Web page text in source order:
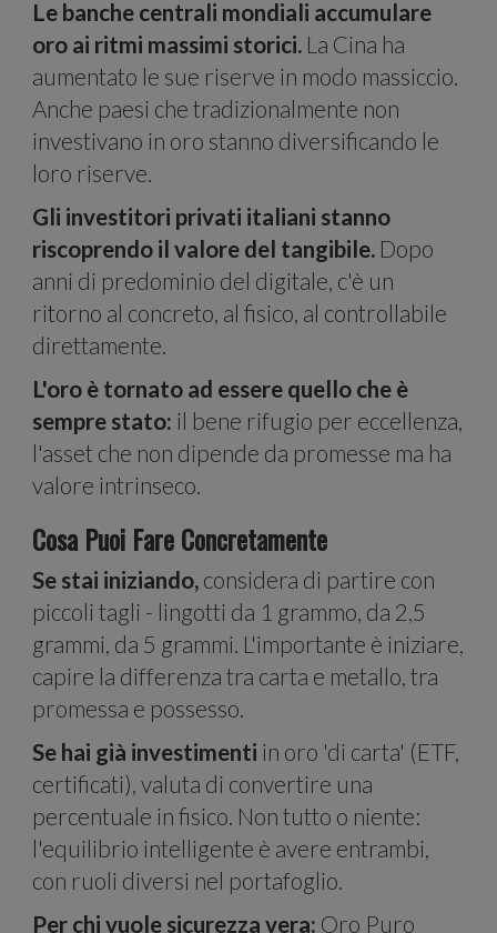
Le banche centrali mondiali accumulare
oro ai ritmi massimi storici. La Cina ha
aumentato le sue riserve in modo massiccio.
Anche paesi che tradizionalmente non
investivano in oro stanno diversificando le
loro riserve.
Gli investitori privati italiani stanno
riscoprendo il valore del tangibile. Dopo
anni di predominio del digitale, c'è un
ritorno al concreto, al fisico, al controllabile
direttamente.
L'oro è tornato ad essere quello che è
sempre stato: il bene rifugio per eccellenza,
l'asset che non dipende da promesse ma ha
valore intrinseco.
Cosa Puoi Fare Concretamente
Se stai iniziando, considera di partire con
piccoli tagli - lingotti da 1 grammo, da 2,5
grammi, da 5 grammi. L'importante è iniziare,
capire la differenza tra carta e metallo, tra
promessa e possesso.
Se hai già investimenti in oro 'di carta' (ETF,
certificati), valuta di convertire una
percentuale in fisico. Non tutto o niente:
l'equilibrio intelligente è avere entrambi,
con ruoli diversi nel portafoglio.
Per chi vuole sicurezza vera: Oro Puro
per i